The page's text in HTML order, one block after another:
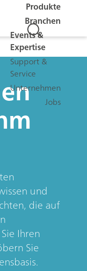
Produkte
Branchen
Events &
Expertise
Support &
Service
Unternehmen
Jobs
und
die auf
Ihren
Sie